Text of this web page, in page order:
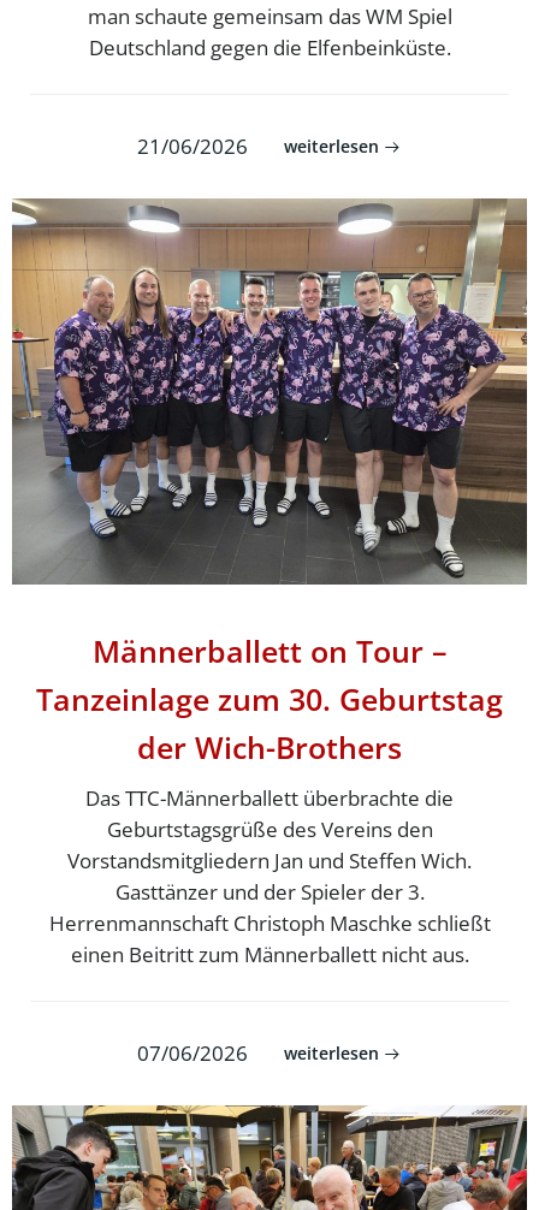
man schaute gemeinsam das WM Spiel
Deutschland gegen die Elfenbeinküste.
21/06/2026 weiterlesen
Männerballett on Tour –
Tanzeinlage zum 30. Geburtstag
der Wich-Brothers
Das TTC-Männerballett überbrachte die
Geburtstagsgrüße des Vereins den
Vorstandsmitgliedern Jan und Steffen Wich.
Gasttänzer und der Spieler der 3.
Herrenmannschaft Christoph Maschke schließt
einen Beitritt zum Männerballett nicht aus.
07/06/2026 weiterlesen